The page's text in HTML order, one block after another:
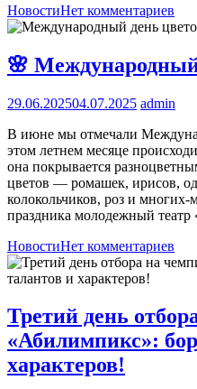
НовостиНет комментариев
🌸
29.06.202504.07.2025 admin
В июне мы отмечали
этом летнем месяце
она покрывается
цветов — ромашек, ирисов,
колокольчиков, роз и
праздника молодежный
НовостиНет комментариев
Третий день
«Абилимпикс»:
характеров!